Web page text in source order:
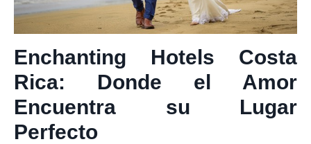
Enchanting Hotels Costa
Rica: Donde el Amor
Encuentra su Lugar
Perfecto